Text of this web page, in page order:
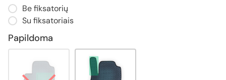
Be fiksatorių
Su fiksatoriais
Papildoma